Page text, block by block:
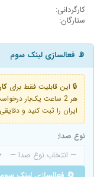
کارگردانی:
ستارگان:
📡 فعالسازی لینک سوم
🔒 این قابلیت فقط برای
ایران را ثبت کنید و
نوع صدا: